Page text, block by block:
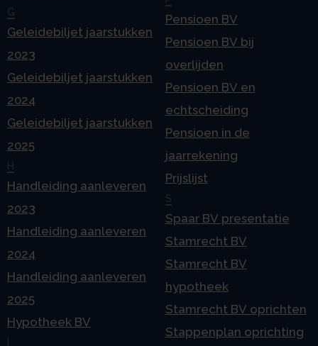
G
Geleidebiljet jaarstukken
2023
Geleidebiljet jaarstukken
2024
Geleidebiljet jaarstukken
2025
H
Handleiding aanleveren
2023
Handleiding aanleveren
2024
Handleiding aanleveren
2025
Hypotheek BV
Pensioen BV
Pensioen BV bij
overlijden
Pensioen BV en
echtscheiding
Pensioen in de
jaarrekening
Prijslijst
S
Spaar BV presentatie
Stamrecht BV
Stamrecht BV
hypotheek
Stamrecht BV oprichten
Stappenplan oprichting